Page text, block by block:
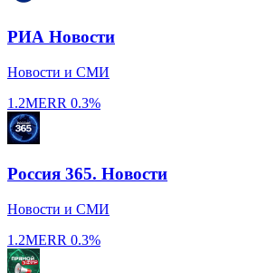
РИА Новости
Новости и СМИ
1.2MERR 0.3%
Россия 365. Новости
Новости и СМИ
1.2MERR 0.3%